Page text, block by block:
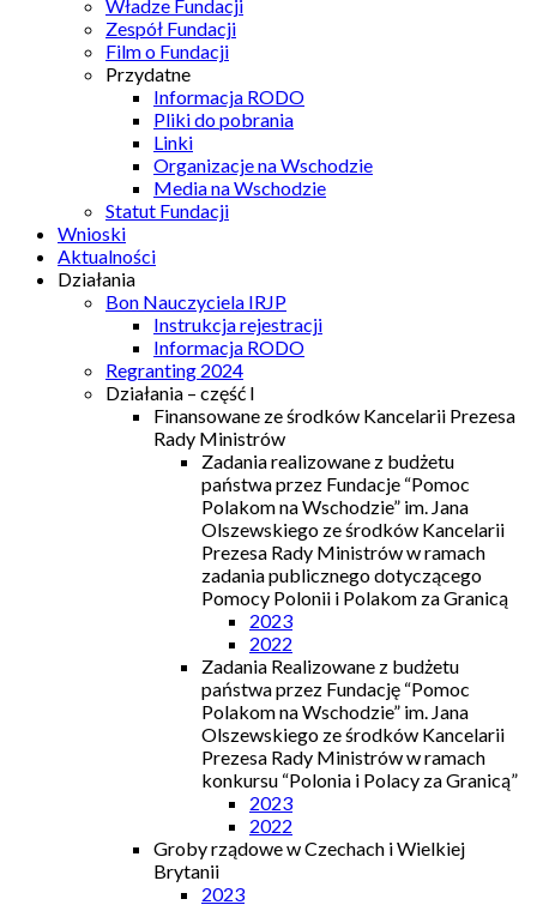
Władze Fundacji
Zespół Fundacji
Film o Fundacji
Przydatne
Informacja RODO
Pliki do pobrania
Linki
Organizacje na Wschodzie
Media na Wschodzie
Statut Fundacji
Wnioski
Aktualności
Działania
Bon Nauczyciela IRJP
Instrukcja rejestracji
Informacja RODO
Regranting 2024
Działania – część I
Finansowane ze środków Kancelarii Prezesa
Rady Ministrów
Zadania realizowane z budżetu
państwa przez Fundacje “Pomoc
Polakom na Wschodzie” im. Jana
Olszewskiego ze środków Kancelarii
Prezesa Rady Ministrów w ramach
zadania publicznego dotyczącego
Pomocy Polonii i Polakom za Granicą
2023
2022
Zadania Realizowane z budżetu
państwa przez Fundację “Pomoc
Polakom na Wschodzie” im. Jana
Olszewskiego ze środków Kancelarii
Prezesa Rady Ministrów w ramach
konkursu “Polonia i Polacy za Granicą”
2023
2022
Groby rządowe w Czechach i Wielkiej
Brytanii
2023